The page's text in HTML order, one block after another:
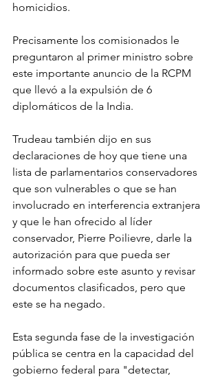
homicidios.
Precisamente los comisionados le
preguntaron al primer ministro sobre
este importante anuncio de la RCPM
que llevó a la expulsión de 6
diplomáticos de la India.
Trudeau también dijo en sus
declaraciones de hoy que tiene una
lista de parlamentarios conservadores
que son vulnerables o que se han
involucrado en interferencia extranjera
y que le han ofrecido al líder
conservador, Pierre Poilievre, darle la
autorización para que pueda ser
informado sobre este asunto y revisar
documentos clasificados, pero que
este se ha negado.
Esta segunda fase de la investigación
pública se centra en la capacidad del
gobierno federal para "detectar,